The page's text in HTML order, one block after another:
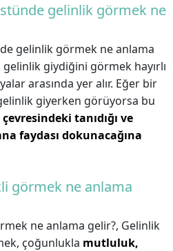
gelinlik görmek ne
gelinlik görmek ne anlama
gelinlik giydiğini görmek hayırlı
arasında yer alır. Eğer bir
giyerken görüyorsa bu
tanıdığı ve
faydası dokunacağına
görmek ne anlama
ne anlama gelir?, Gelinlik
çoğunlukla mutluluk,